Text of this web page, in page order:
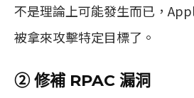
不是理論上可能發生而已，
被拿來攻擊特定目標了。
② 修補 RPAC 漏洞